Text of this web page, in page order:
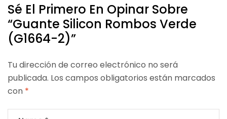
Sé El Primero En Opinar Sobre
“Guante Silicon Rombos Verde
(G1664-2)”
Tu dirección de correo electrónico no será
publicada. Los campos obligatorios están marcados
con *